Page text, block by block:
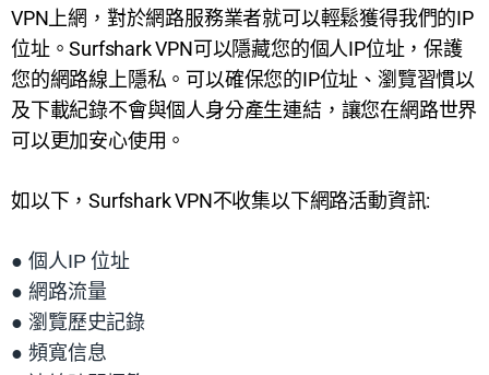
VPN上網，對於網路服務業者就可以輕鬆獲得我們的IP
位址。Surfshark VPN可以隱藏您的個人IP位址，保護
您的網路線上隱私。可以確保您的IP位址、瀏覽習慣以
及下載紀錄不會與個人身分產生連結，讓您在網路世界
可以更加安心使用。
如以下，Surfshark VPN不收集以下網路活動資訊:
● 個人IP 位址
● 網路流量
● 瀏覽歷史記錄
● 頻寬信息